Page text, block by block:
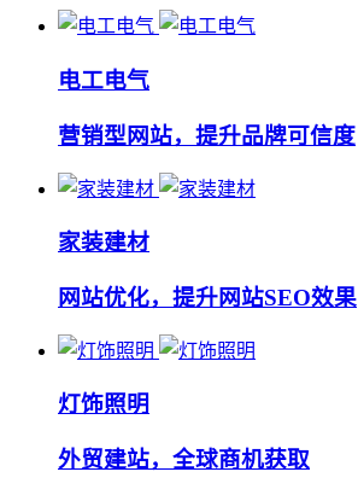
电工电气
营销型网站，提升品牌可信度
家装建材
网站优化，提升网站SEO效果
灯饰照明
外贸建站，全球商机获取